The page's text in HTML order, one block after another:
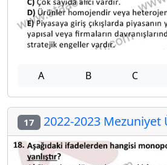
A B C
17 2022-2023 Mezuniyet